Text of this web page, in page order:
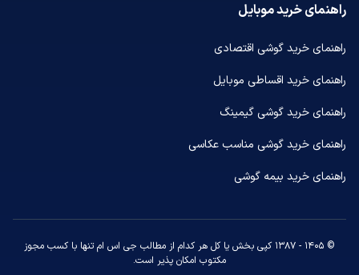
راهنمای خرید موبایل
راهنمای خرید گوشی اقتصادی
راهنمای خرید اقساطی موبایل
راهنمای خرید گوشی گیمینگ
راهنمای خرید گوشی مناسب عکاسی
راهنمای خرید بیمه گوشی
© ۱۴۰۵ - ۱۳۸۷ کپی بخش یا کل هر کدام از مطالب جی اس ام تنها با کسب مجوز
مکتوب امکان پذیر است.